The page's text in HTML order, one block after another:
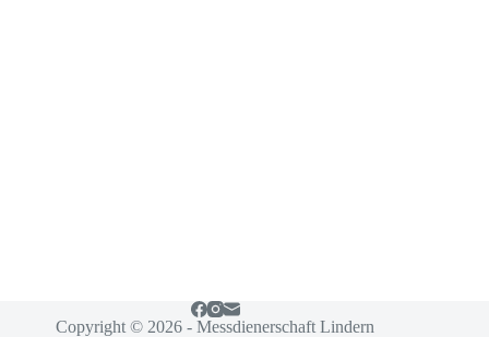
Copyright © 2026 - Messdienerschaft Lindern